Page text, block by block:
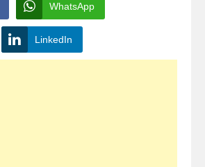
WhatsApp
LinkedIn